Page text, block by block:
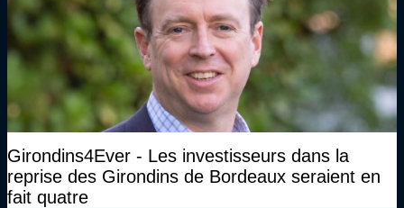
Girondins4Ever - Les investisseurs dans la
reprise des Girondins de Bordeaux seraient en
fait quatre